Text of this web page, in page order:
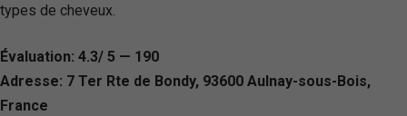
types de cheveux.
Évaluation: 4.3/ 5 — 190
Adresse: 7 Ter Rte de Bondy, 93600 Aulnay-sous-Bois,
France